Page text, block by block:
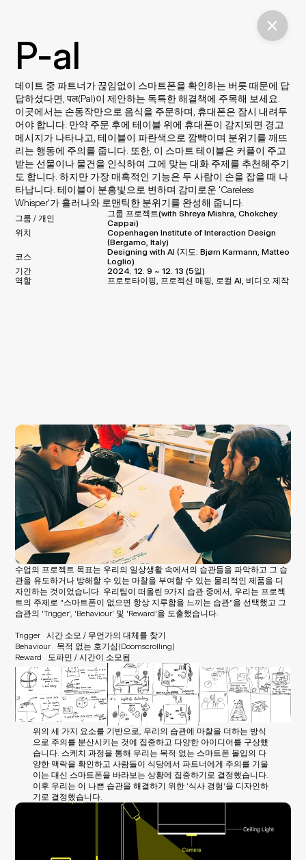
P-al
데이트 중 파트너가 끊임없이 스마트폰을 확인하는 버릇 때문에 답
답하셨다면, पल(Pal)이 제안하는 독특한 해결책에 주목해 보세요.
이곳에서는 손동작만으로 음식을 주문하며, 휴대폰은 잠시 내려두
어야 합니다. 만약 주문 후에 테이블 위에 휴대폰이 감지되면 경고
메시지가 나타나고, 테이블이 파란색으로 깜빡이며 분위기를 깨뜨
리는 행동에 주의를 줍니다. 또한, 이 스마트 테이블은 커플이 주고
받는 선물이나 물건을 인식하여 그에 맞는 대화 주제를 추천해주기
도 합니다. 하지만 가장 매혹적인 기능은 두 사람이 손을 잡을 때 나
타납니다. 테이블이 분홍빛으로 변하며 감미로운 'Careless
Whisper'가 흘러나와 로맨틱한 분위기를 완성해 줍니다.
그룹 / 개인
그룹 프로젝트(with Shreya Mishra, Chokchey
Cappai)
위치
Copenhagen Institute of Interaction Design
(Bergamo, Italy)
코스
Designing with AI (지도: Bjørn Karmann, Matteo
Loglio)
기간
2024. 12. 9 ~ 12. 13 (5일)
역할
프로토타이핑, 프로젝션 매핑, 로컬 AI, 비디오 제작
수업의 프로젝트 목표는 우리의 일상생활 속에서의 습관들을 파악하고 그 습
관을 유도하거나 방해할 수 있는 마찰을 부여할 수 있는 물리적인 제품을 디
자인하는 것이었습니다. 우리팀이 떠올린 9가지 습관 중에서, 우리는 프로젝
트의 주제로 "스마트폰이 없으면 항상 지루함을 느끼는 습관"을 선택했고 그
습관의 'Trigger', 'Behaviour' 및 'Reward'을 도출했습니다.
Trigger   시간 소모 / 무언가의 대체를 찾기
Behaviour   목적 없는 호기심(Doomscrolling)
Reward   도파민 / 시간이 소모됨
위의 세 가지 요소를 기반으로, 우리의 습관에 마찰을 더하는 방식
으로 주의를 분산시키는 것에 집중하고 다양한 아이디어를 구상했
습니다. 스케치 과정을 통해 우리는 목적 없는 스마트폰 몰입의 다
양한 맥락을 확인하고 사람들이 식당에서 파트너에게 주의를 기울
이는 대신 스마트폰을 바라보는 상황에 집중하기로 결정했습니다.
이후 우리는 이 나쁜 습관을 해결하기 위한 '식사 경험'을 디자인하
기로 결정했습니다.